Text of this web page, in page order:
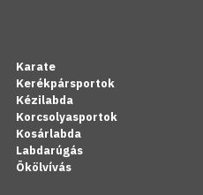
Karate
Kerékpársportok
Kézilabda
Korcsolyasportok
Kosárlabda
Labdarúgás
Ökölvívás